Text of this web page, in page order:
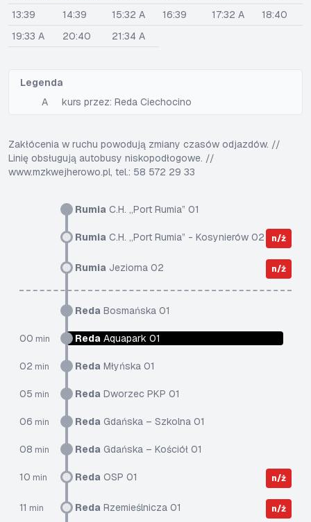
Rumia C.H. „Port Rumia” 01
Rumia C.H. „Port Rumia” - Kosynierów 02 n/ż
Rumia Jeziorna 02 n/ż
Reda Bosmańska 01
00 min Reda Aquapark 01
02 min Reda Młyńska 01
05 min Reda Dworzec PKP 01
06 min Reda Gdańska – Szkolna 01
08 min Reda Gdańska – Kościół 01
10 min Reda OSP 01 n/ż
11 min Reda Rzemieślnicza 01 n/ż
13:39
14:39 15:32 A 16:39 17:32 A
18:40
19:33 A
20:40 21:34 A
Legenda
A
kurs przez: Reda Ciechocino
Zakłócenia w ruchu powodują zmiany czasów odjazdów. //
Linię obsługują autobusy niskopodłogowe. //
www.mzkwejherowo.pl, tel.: 58 572 29 33